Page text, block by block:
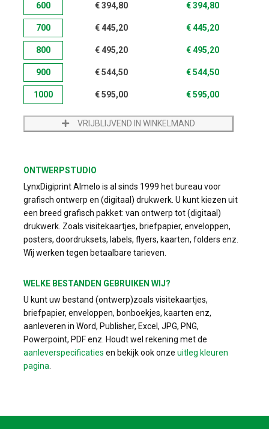
600 € 394,80 € 394,80
700 € 445,20 € 445,20
800 € 495,20 € 495,20
900 € 544,50 € 544,50
1000 € 595,00 € 595,00
VRIJBLIJVEND IN WINKELMAND
ONTWERPSTUDIO
LynxDigiprint Almelo is al sinds 1999 het bureau voor
grafisch ontwerp en (digitaal) drukwerk. U kunt kiezen uit
een breed grafisch pakket: van ontwerp tot (digitaal)
drukwerk. Zoals visitekaartjes, briefpapier, enveloppen,
posters, doordruksets, labels, flyers, kaarten, folders enz.
Wij werken tegen betaalbare tarieven.
WELKE BESTANDEN GEBRUIKEN WIJ?
U kunt uw bestand (ontwerp)zoals visitekaartjes,
briefpapier, enveloppen, bonboekjes, kaarten enz,
aanleveren in Word, Publisher, Excel, JPG, PNG,
Powerpoint, PDF enz. Houdt wel rekening met de
aanleverspecificaties en bekijk ook onze uitleg kleuren
pagina